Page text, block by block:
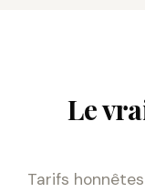
Le
Tarifs